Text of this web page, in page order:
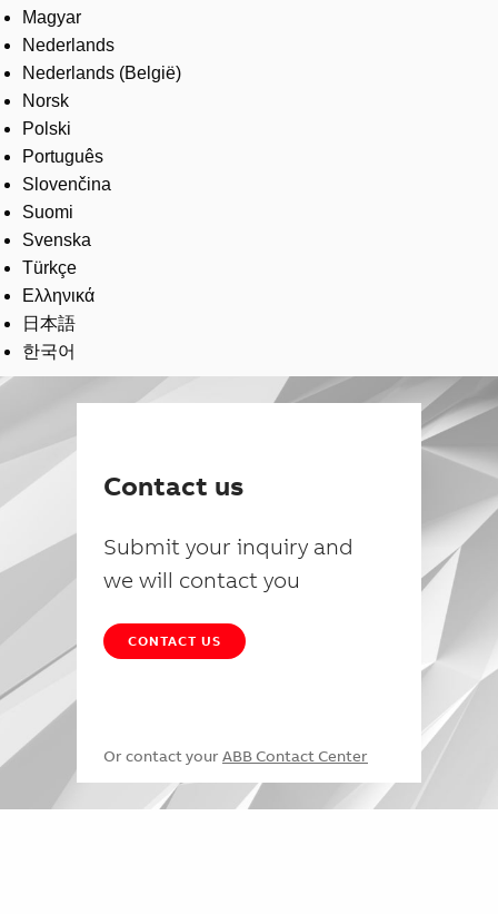
Magyar
Nederlands
Nederlands (België)
Norsk
Polski
Português
Slovenčina
Suomi
Svenska
Türkçe
Ελληνικά
日本語
한국어
Contact us
Submit your inquiry and
we will contact you
CONTACT US
Or contact your ABB Contact Center